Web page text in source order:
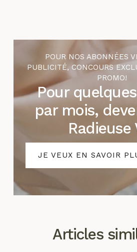
POUR NOS ABONNÉES
PUBLICITÉ, CONCOURS
PROMO!
Pour
par mois,
Radieuse
JE VEUX EN SAVOIR
Articles